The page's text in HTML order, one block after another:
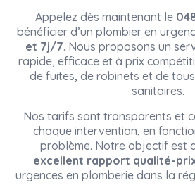
Appelez dès maintenant le
bénéficier d’un plombier en
et 7j/7. Nous proposons un
rapide, efficace et à prix
de fuites, de robinets et de
sanitaires.
Nos tarifs sont transparents et
chaque intervention, en
problème. Notre objectif est
excellent rapport qualité-
urgences en plomberie dans la